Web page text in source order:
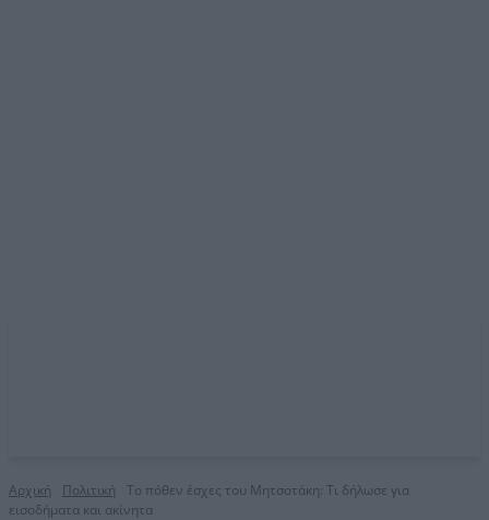
Αρχική Πολιτική
Το πόθεν έσχες του Μητσοτάκη: Τι δήλωσε για
εισοδήματα και ακίνητα